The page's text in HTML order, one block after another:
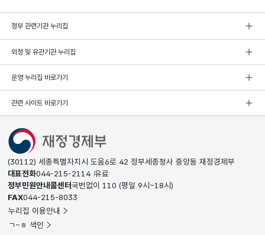
정부 관련기관 누리집
외청 및 유관기관 누리집
운영 누리집 바로가기
관련 사이트 바로가기
(30112) 세종특별자치시 도움6로 42 정부세종청사 중앙동 재정경제부
대표전화044-215-2114 유료
정부민원안내콜센터국번없이 110 (평일 9시~18시)
FAX044-215-8033
누리집 이용안내
ㄱ~ㅎ 색인